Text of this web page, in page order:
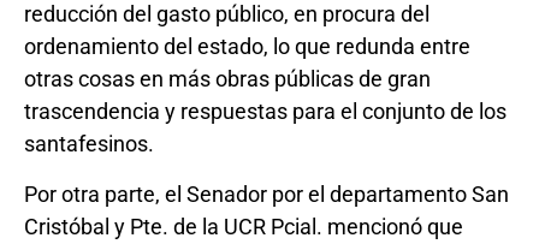
reducción del gasto público, en procura del
ordenamiento del estado, lo que redunda entre
otras cosas en más obras públicas de gran
trascendencia y respuestas para el conjunto de los
santafesinos.
Por otra parte, el Senador por el departamento San
Cristóbal y Pte. de la UCR Pcial. mencionó que